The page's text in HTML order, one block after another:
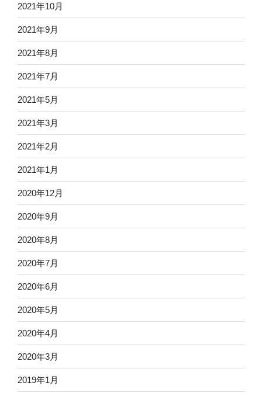
2021年10月
2021年9月
2021年8月
2021年7月
2021年5月
2021年3月
2021年2月
2021年1月
2020年12月
2020年9月
2020年8月
2020年7月
2020年6月
2020年5月
2020年4月
2020年3月
2019年1月